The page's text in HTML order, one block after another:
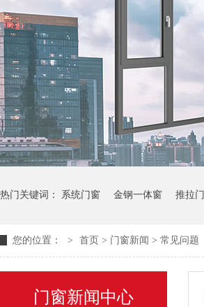
热门关键词： 系统门窗 金钢一体窗 推拉门
您的位置： > 首页 > 门窗新闻 > 常见问题
门窗新闻中心